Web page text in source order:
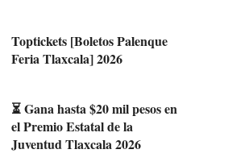
Toptickets [Boletos Palenque
Feria Tlaxcala] 2026
⏳ Gana hasta $20 mil pesos en
el Premio Estatal de la
Juventud Tlaxcala 2026